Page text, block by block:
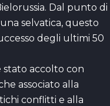
Dal punto di
selvatica, questo
degli ultimi 50
accolto con
associato alla
conflitti e alla